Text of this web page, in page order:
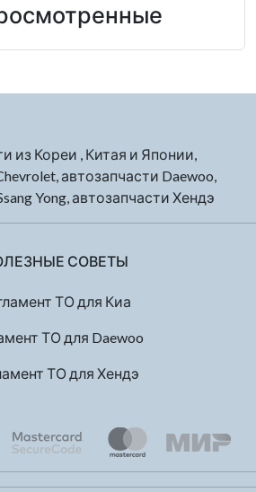
из Кореи , Китая и Японии,
автозапчасти Daewoo,
Yong, автозапчасти Хендэ
СОВЕТЫ
ТО для Киа
ТО для Daewoo
ТО для Хендэ